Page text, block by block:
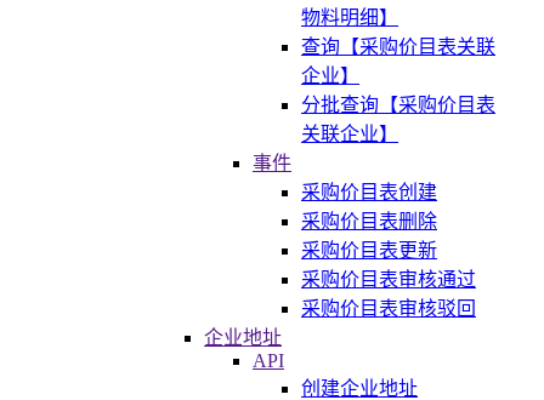
物料明细】
查询【采购价目表关联
企业】
分批查询【采购价目表
关联企业】
事件
采购价目表创建
采购价目表删除
采购价目表更新
采购价目表审核通过
采购价目表审核驳回
企业地址
API
创建企业地址